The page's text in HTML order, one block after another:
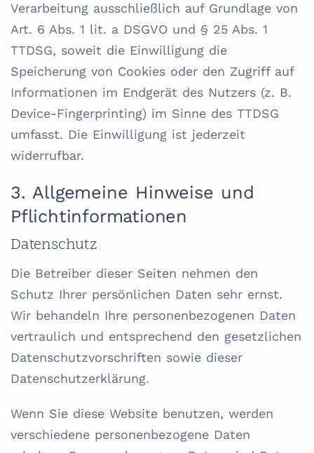
Verarbeitung ausschließlich auf Grundlage von
Art. 6 Abs. 1 lit. a DSGVO und § 25 Abs. 1
TTDSG, soweit die Einwilligung die
Speicherung von Cookies oder den Zugriff auf
Informationen im Endgerät des Nutzers (z. B.
Device-Fingerprinting) im Sinne des TTDSG
umfasst. Die Einwilligung ist jederzeit
widerrufbar.
3. Allgemeine Hinweise und
Pflicht­informationen
Datenschutz
Die Betreiber dieser Seiten nehmen den
Schutz Ihrer persönlichen Daten sehr ernst.
Wir behandeln Ihre personenbezogenen Daten
vertraulich und entsprechend den gesetzlichen
Datenschutzvorschriften sowie dieser
Datenschutzerklärung.
Wenn Sie diese Website benutzen, werden
verschiedene personenbezogene Daten